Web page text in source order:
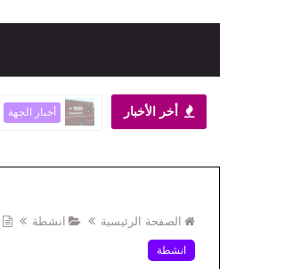
أخر الأخبار أخبار الجهة
الصفحة الرئيسية انشطة
انشطة